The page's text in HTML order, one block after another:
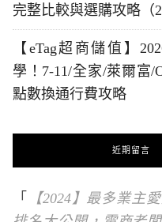
完整比較與選購攻略（
【eTag超商儲值】
學！7-11/全家/萊爾富/
點數換通行費攻略
近期留言
「
【2024】最多業主